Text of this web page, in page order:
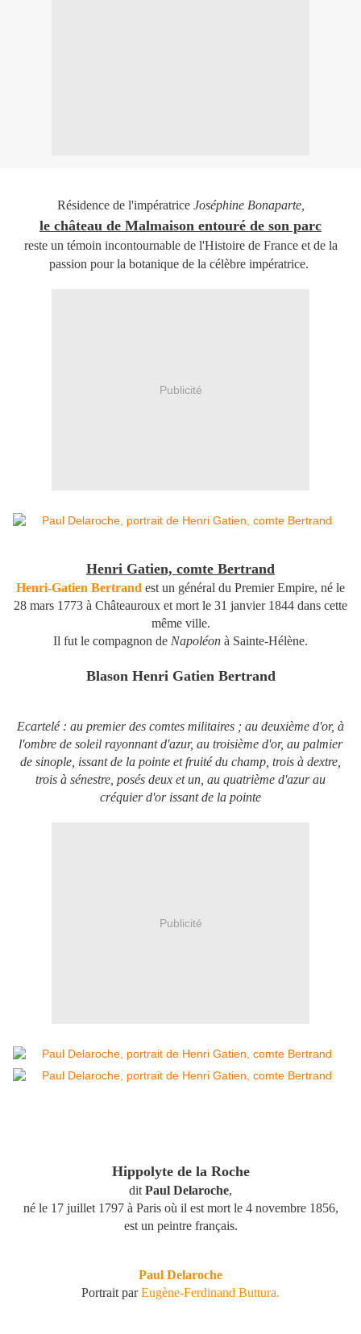
Résidence de l'impératrice Joséphine Bonaparte,
le château de Malmaison entouré de son parc
reste un témoin incontournable de l'Histoire de France et de la
passion pour la botanique de la célèbre impératrice.
Publicité
Henri Gatien, comte Bertrand
Henri-Gatien Bertrand est un général du Premier Empire, né le
28 mars 1773 à Châteauroux et mort le 31 janvier 1844 dans cette
même ville.
Il fut le compagnon de Napoléon à Sainte-Hélène.
Blason Henri Gatien Bertrand
Ecartelé : au premier des comtes militaires ; au deuxième d'or, à
l'ombre de soleil rayonnant d'azur, au troisième d'or, au palmier
de sinople, issant de la pointe et fruité du champ, trois à dextre,
trois à sénestre, posés deux et un, au quatrième d'azur au
créquier d'or issant de la pointe
Publicité
Hippolyte de la Roche
dit Paul Delaroche,
né le 17 juillet 1797 à Paris où il est mort le 4 novembre 1856,
est un peintre français.
Paul Delaroche
Portrait parEugène-Ferdinand Buttura.